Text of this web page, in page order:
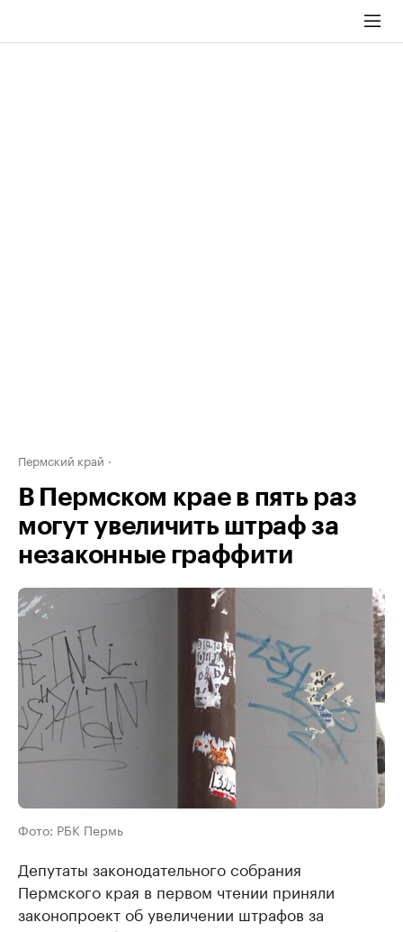
Пермский край
В Пермском крае в пять раз
могут увеличить штраф за
незаконные граффити
Фото: РБК Пермь
Депутаты законодательного собрания
Пермского края в первом чтении приняли
законопроект об увеличении штрафов за